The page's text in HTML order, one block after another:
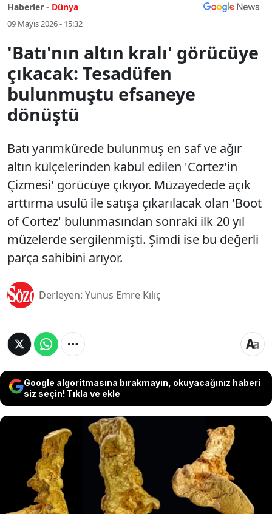
Haberler - Dünya
09 Mayıs 2026 - 15:32
'Batı'nın altın kralı' görücüye
çıkacak: Tesadüfen
bulunmuştu efsaneye
dönüştü
Batı yarımkürede bulunmuş en saf ve ağır
altın külçelerinden kabul edilen 'Cortez'in
Çizmesi' görücüye çıkıyor. Müzayedede açık
arttırma usulü ile satışa çıkarılacak olan 'Boot
of Cortez' bulunmasından sonraki ilk 20 yıl
müzelerde sergilenmişti. Şimdi ise bu değerli
parça sahibini arıyor.
Derleyen: Yunus Emre Kılıç
Google algoritmasına bırakmayın, okuyacağınız haberi
siz seçin! Tıkla ve ekle
Batı yarımkürede bulunmuş en saf ve ağır altın
külçelerinden kabul edilen 'Cortez'in Çizmesi'
görücüye çıkıyor. Müzayedede açık arttırma
usulü ile satışa çıkarılacak olan 'Boot of Cortez'
bulunmasından sonraki ilk 20 yıl müzelerde